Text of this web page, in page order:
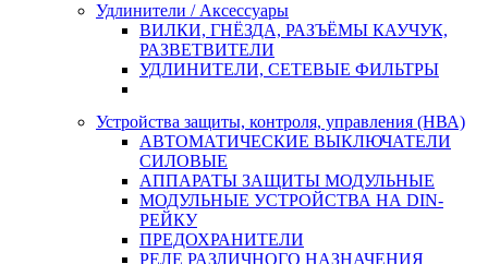
Удлинители / Аксессуары
ВИЛКИ, ГНЁЗДА, РАЗЪЁМЫ КАУЧУК,
РАЗВЕТВИТЕЛИ
УДЛИНИТЕЛИ, СЕТЕВЫЕ ФИЛЬТРЫ
Устройства защиты, контроля, управления (НВА)
АВТОМАТИЧЕСКИЕ ВЫКЛЮЧАТЕЛИ
СИЛОВЫЕ
АППАРАТЫ ЗАЩИТЫ МОДУЛЬНЫЕ
МОДУЛЬНЫЕ УСТРОЙСТВА НА DIN-
РЕЙКУ
ПРЕДОХРАНИТЕЛИ
РЕЛЕ РАЗЛИЧНОГО НАЗНАЧЕНИЯ